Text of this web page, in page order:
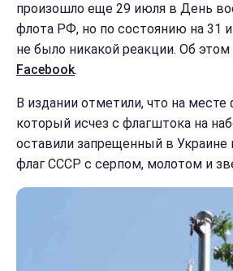
произошло еще 29 июля в День
флота РФ, но по состоянию на 31
не было никакой реакции. Об этом
Facebook.
В издании отметили, что на месте
который исчез с флагштока на
оставили запрещенный в
флаг СССР с серпом, молотом и